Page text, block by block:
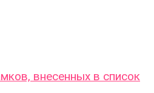
внесенных в список